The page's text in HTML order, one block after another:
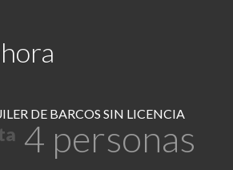
DE BARCOS SIN LICENCIA
4 personas